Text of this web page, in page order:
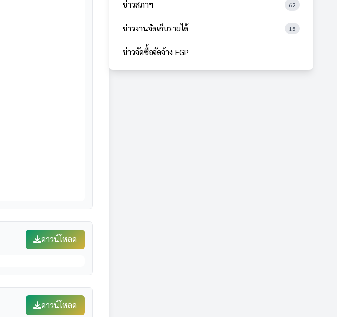
ดาวน์โหลด
ดาวน์โหลด
ข่าวสภาฯ 62
ข่าวงานจัดเก็บรายได้ 15
ข่าวจัดซื้อจัดจ้าง EGP